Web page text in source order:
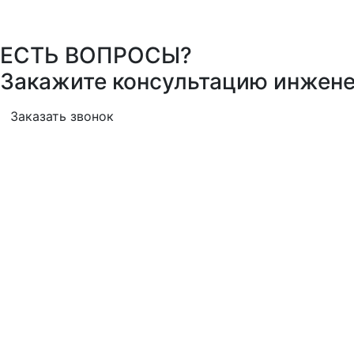
ЕСТЬ ВОПРОСЫ?
Закажите консультацию
Заказать звонок